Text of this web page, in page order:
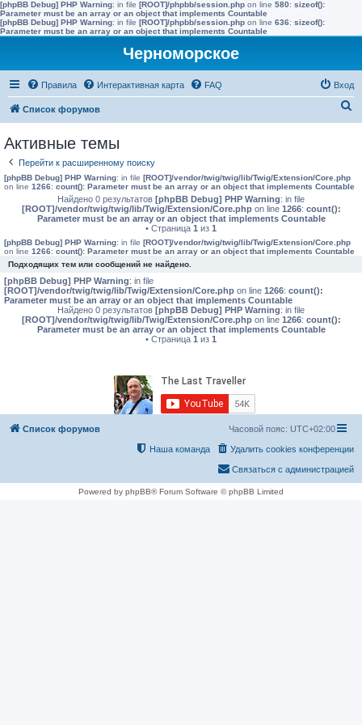
[phpBB Debug] PHP Warning: in file [ROOT]/phpbb/session.php on line 580: sizeof():
Parameter must be an array or an object that implements Countable
[phpBB Debug] PHP Warning: in file [ROOT]/phpbb/session.php on line 636: sizeof():
Parameter must be an array or an object that implements Countable
Черноморское
Правила Интерактивная карта FAQ Вход
Список форумов
к
Активные темы
Перейти к расширенному поиску
[phpBB Debug] PHP Warning: in file [ROOT]/vendor/twig/twig/lib/Twig/Extension/Core.php
on line 1266: count(): Parameter must be an array or an object that implements Countable
Найдено 0 результатов [phpBB Debug] PHP Warning: in file
[ROOT]/vendor/twig/twig/lib/Twig/Extension/Core.phpon line 1266: count():
Parameter must be an array or an object that implements Countable
• Страница 1 из 1
[phpBB Debug] PHP Warning: in file [ROOT]/vendor/twig/twig/lib/Twig/Extension/Core.php
on line 1266: count(): Parameter must be an array or an object that implements Countable
Подходящих тем или сообщений не найдено.
[phpBB Debug] PHP Warning: in file
[ROOT]/vendor/twig/twig/lib/Twig/Extension/Core.php on line 1266: count():
Parameter must be an array or an object that implements Countable
Найдено 0 результатов [phpBB Debug] PHP Warning: in file
[ROOT]/vendor/twig/twig/lib/Twig/Extension/Core.phpon line 1266: count():
Parameter must be an array or an object that implements Countable
• Страница 1 из 1
Список форумов Часовой пояс: UTC+02:00
Удалить cookies конференции
Наша команда
Связаться с администрацией
Powered by phpBB® Forum Software © phpBB Limited